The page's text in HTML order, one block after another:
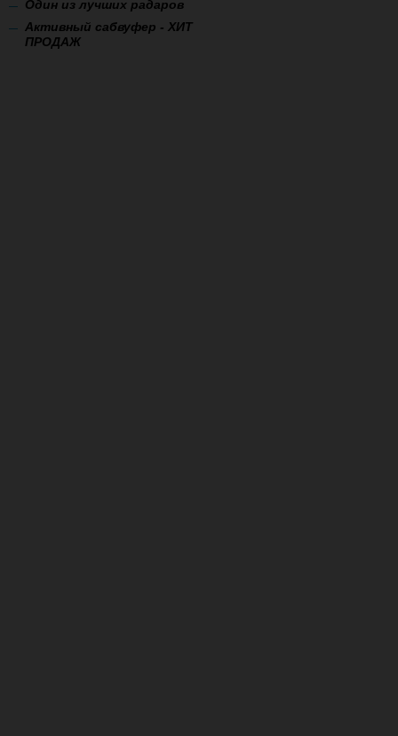
Один из лучших радаров
Активный сабвуфер - ХИТ
ПРОДАЖ